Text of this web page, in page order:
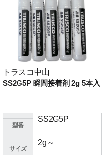
トラスコ中山
SS2G5P 瞬間接着剤 2g 5本入
型番
SS2G5P
サイズ
2g～